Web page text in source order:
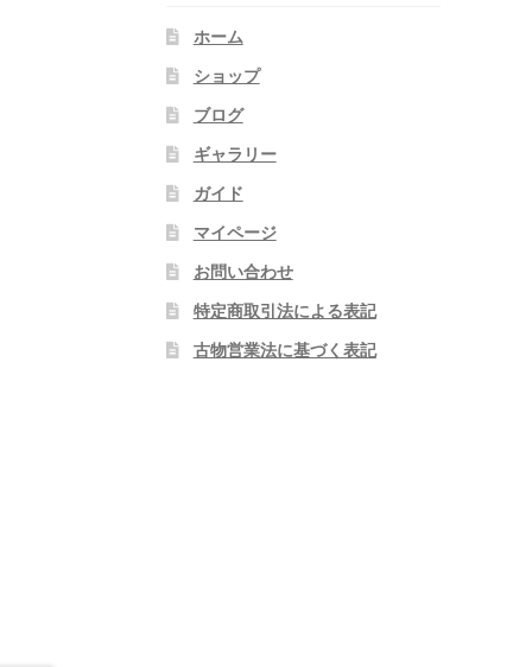
ホーム
ショップ
ブログ
ギャラリー
ガイド
マイページ
お問い合わせ
特定商取引法による表記
古物営業法に基づく表記